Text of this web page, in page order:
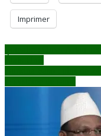
Imprimer
Navigation
de
l’article